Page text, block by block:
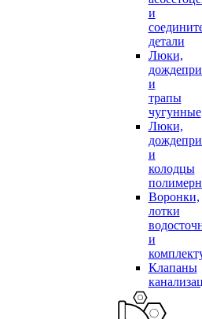
и
детали
Люки,
и
трапы
чугунные
Люки,
и
колодцы
Воронки,
лотки
и
Клапаны